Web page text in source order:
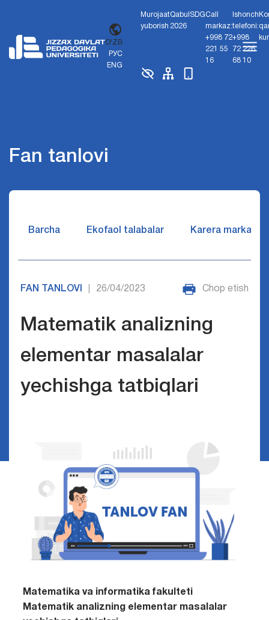
O'ZB
РУС
ENG
Murojaat
yuborish
Qabul
2026
SDGCall
markaz:
+998 72
221 55
16
Ishonch
telefoni:
+998
72 226
68 10
Fan tanlovi
Barcha Ekofaol talabalar Karera markazi
FAN TANLOVI 26/04/2023 Chop etish
Matematik analizning
elementar masalalar
yechishga tatbiqlari
Matematika va informatika fakulteti
Matematik analizning elementar masalalar